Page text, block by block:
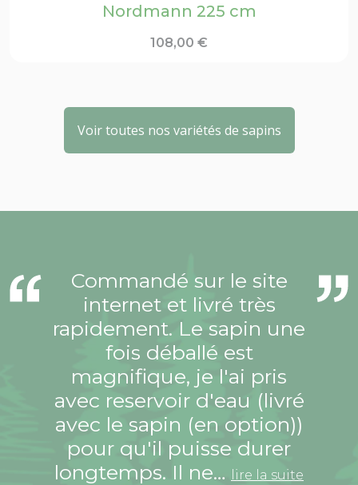
Nordmann 225 cm
108,00 €
Voir toutes nos variétés de sapins
Commandé sur le site
internet et livré très
rapidement. Le sapin une
fois déballé est
magnifique, je l'ai pris
avec reservoir d'eau (livré
avec le sapin (en option))
pour qu'il puisse durer
longtemps. Il ne…
lire la suite